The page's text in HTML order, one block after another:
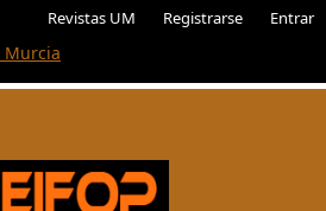
Revistas UM Registrarse Entrar